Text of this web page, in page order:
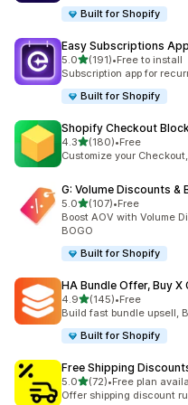
Built for Shopify
Easy Subscriptions App
5.0별 5개 중
(191)
총 리뷰 191개
•Free to install
Subscription app for
Built for Shopify
Shopify Checkout
4.3별 5개 중
(180)
총 리뷰 180개
•Free
Customize your
G: Volume Discounts &
5.0별 5개 중
(107)
총 리뷰 107개
•Free
Boost AOV with Volume
BOGO
Built for Shopify
HA Bundle Offer, Buy X
4.9별 5개 중
(145)
총 리뷰 145개
•Free
Build fast bundle upsell,
Built for Shopify
Free Shipping
5.0별 5개 중
(72)
총 리뷰 72개
•Free plan
Offer shipping discount